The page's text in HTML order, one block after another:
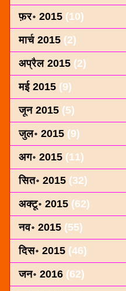
फ़र॰ 2015 (10)
मार्च 2015 (2)
अप्रैल 2015 (2)
मई 2015 (9)
जून 2015 (5)
जुल॰ 2015 (9)
अग॰ 2015 (11)
सित॰ 2015 (32)
अक्टू॰ 2015 (62)
नव॰ 2015 (55)
दिस॰ 2015 (46)
जन॰ 2016 (62)